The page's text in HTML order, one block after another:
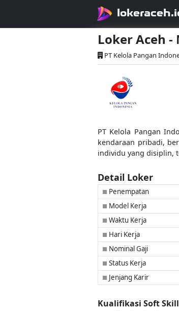
Loker Aceh -
PT Kelola Pangan
PT Kelola Pangan
kendaraan pribadi,
individu yang disiplin,
Detail Loker
■ Penempatan
■ Model Kerja
■ Waktu Kerja
■ Hari Kerja
■ Nominal Gaji
■ Status Kerja
■ Jenjang Karir
Kualifikasi Soft Skill